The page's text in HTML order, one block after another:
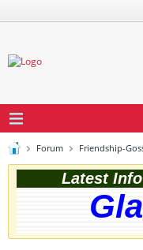
Forum Friendship-
Latest